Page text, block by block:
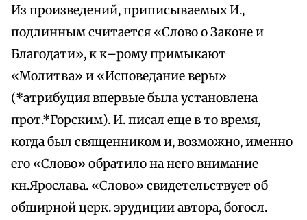
Из произведений, приписываемых И.,
подлинным считается «Слово о Законе и
Благодати», к к–рому примыкают
«Молитва» и «Исповедание веры»
(*атрибуция впервые была установлена
прот.*Горским). И. писал еще в то время,
когда был священником и, возможно, именно
его «Слово» обратило на него внимание
кн.Ярослава. «Слово» свидетельствует об
обширной церк. эрудиции автора, богосл.